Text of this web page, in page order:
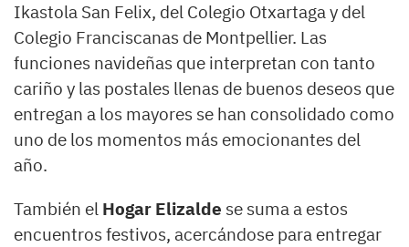
Ikastola San Felix, del Colegio Otxartaga y del
Colegio Franciscanas de Montpellier. Las
funciones navideñas que interpretan con tanto
cariño y las postales llenas de buenos deseos que
entregan a los mayores se han consolidado como
uno de los momentos más emocionantes del
año.
También el Hogar Elizalde se suma a estos
encuentros festivos, acercándose para entregar